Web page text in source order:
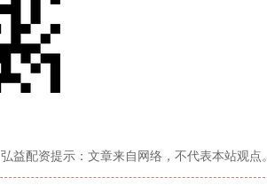
弘益配资提示：文章来自网络，不代表本站观点。